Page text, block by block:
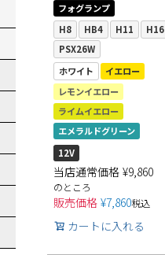
フォグランプ
H8
HB4 H11
H16
PSX26W
ホワイト
イエロー
レモンイエロー
ライムイエロー
エメラルドグリーン
12V
当店通常価格 ¥9,860
のところ
販売価格 ¥7,860税込
カートに入れる